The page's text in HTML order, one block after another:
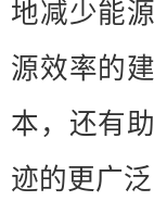
地减少能
源效率的
本，还有
迹的更广泛